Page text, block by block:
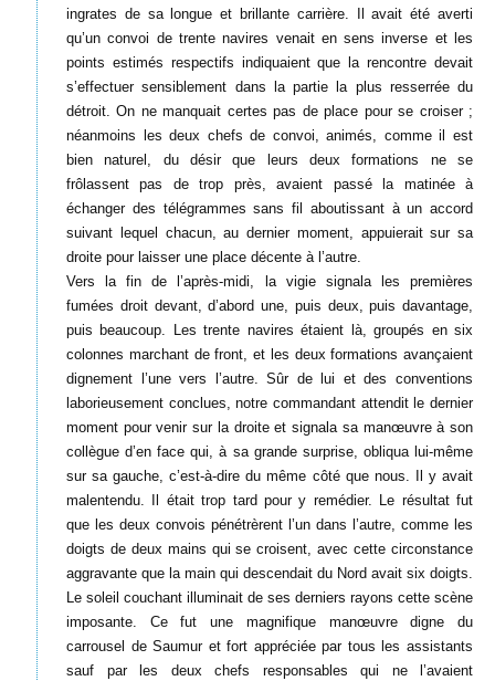
ingrates de sa longue et brillante carrière. Il avait été averti
qu’un convoi de trente navires venait en sens inverse et les
points estimés respectifs indiquaient que la rencontre devait
s’effectuer sensiblement dans la partie la plus resserrée du
détroit. On ne manquait certes pas de place pour se croiser ;
néanmoins les deux chefs de convoi, animés, comme il est
bien naturel, du désir que leurs deux formations ne se
frôlassent pas de trop près, avaient passé la matinée à
échanger des télégrammes sans fil aboutissant à un accord
suivant lequel chacun, au dernier moment, appuierait sur sa
droite pour laisser une place décente à l’autre.
Vers la fin de l’après-midi, la vigie signala les premières
fumées droit devant, d’abord une, puis deux, puis davantage,
puis beaucoup. Les trente navires étaient là, groupés en six
colonnes marchant de front, et les deux formations avançaient
dignement l’une vers l’autre. Sûr de lui et des conventions
laborieusement conclues, notre commandant attendit le dernier
moment pour venir sur la droite et signala sa manœuvre à son
collègue d’en face qui, à sa grande surprise, obliqua lui-même
sur sa gauche, c’est-à-dire du même côté que nous. Il y avait
malentendu. Il était trop tard pour y remédier. Le résultat fut
que les deux convois pénétrèrent l’un dans l’autre, comme les
doigts de deux mains qui se croisent, avec cette circonstance
aggravante que la main qui descendait du Nord avait six doigts.
Le soleil couchant illuminait de ses derniers rayons cette scène
imposante. Ce fut une magnifique manœuvre digne du
carrousel de Saumur et fort appréciée par tous les assistants
sauf par les deux chefs responsables qui ne l’avaient